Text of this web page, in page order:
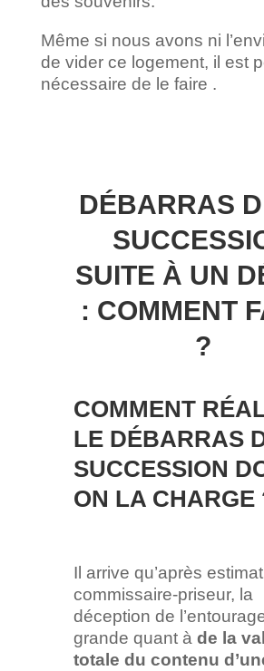
Même si nous avons ni
de vider ce logement, il est
nécessaire de le faire .
DÉBARRAS
SUITE À UN
: COMMENT
?
COMMENT
LE DÉBARRAS
SUCCESSION
ON LA CHARGE
Il arrive qu’après
commissaire-priseur, la
déception de
grande quant à de la
totale du contenu